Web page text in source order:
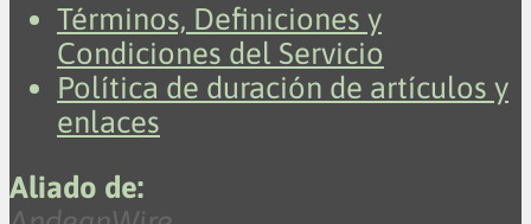
Términos, Definiciones y
Condiciones del Servicio
Política de duración de artículos y
enlaces
Aliado de: